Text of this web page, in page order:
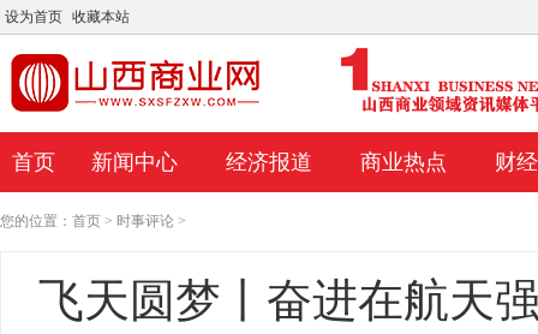
设为首页 收藏本站
首页 新闻中心 经济报道 商业热点 财
您的位置： 首页 > 时事评论 >
飞天圆梦丨奋进在航天